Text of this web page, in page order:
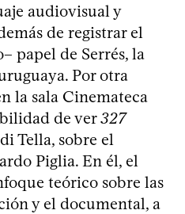
audiovisual y
de registrar el
papel de Serrés, la
Por otra
la sala Cinemateca
de ver327
Tella, sobre el
Piglia. En él, el
teórico sobre las
y el documental, a